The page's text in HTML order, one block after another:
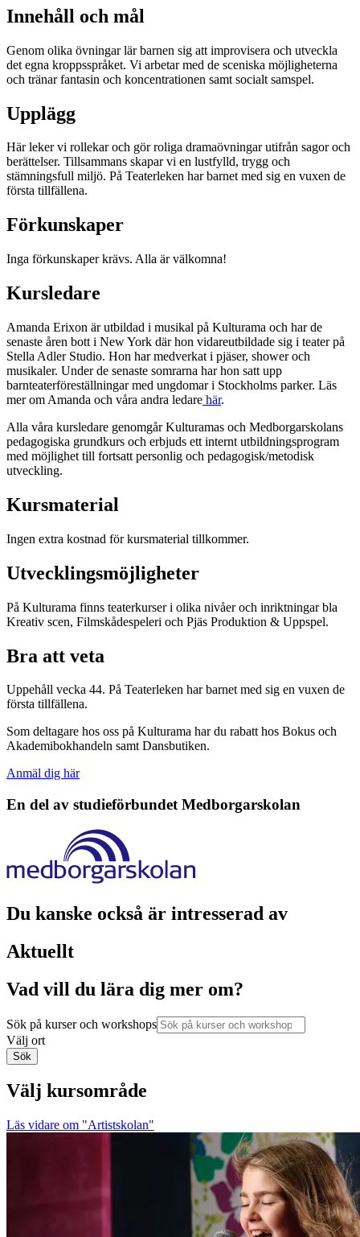
Innehåll och mål
Genom olika övningar lär barnen sig att improvisera och utveckla
det egna kroppsspråket. Vi arbetar med de sceniska möjligheterna
och tränar fantasin och koncentrationen samt socialt samspel.
Upplägg
Här leker vi rollekar och gör roliga dramaövningar utifrån sagor och
berättelser. Tillsammans skapar vi en lustfylld, trygg och
stämningsfull miljö. På Teaterleken har barnet med sig en vuxen de
första tillfällena.
Förkunskaper
Inga förkunskaper krävs. Alla är välkomna!
Kursledare
Amanda Erixon är utbildad i musikal på Kulturama och har de
senaste åren bott i New York där hon vidareutbildade sig i teater på
Stella Adler Studio. Hon har medverkat i pjäser, shower och
musikaler. Under de senaste somrarna har hon satt upp
barnteaterföreställningar med ungdomar i Stockholms parker. Läs
mer om Amanda och våra andra ledare här.
Alla våra kursledare genomgår Kulturamas och Medborgarskolans
pedagogiska grundkurs och erbjuds ett internt utbildningsprogram
med möjlighet till fortsatt personlig och pedagogisk/metodisk
utveckling.
Kursmaterial
Ingen extra kostnad för kursmaterial tillkommer.
Utvecklingsmöjligheter
På Kulturama finns teaterkurser i olika nivåer och inriktningar bla
Kreativ scen, Filmskådespeleri och Pjäs Produktion & Uppspel.
Bra att veta
Uppehåll vecka 44. På Teaterleken har barnet med sig en vuxen de
första tillfällena.
Som deltagare hos oss på Kulturama har du rabatt hos Bokus och
Akademibokhandeln samt Dansbutiken.
Anmäl dig här
En del av studieförbundet Medborgarskolan
Du kanske också är intresserad av
Aktuellt
Vad vill du lära dig mer om?
Sök på kurser och workshops
Välj ort
Sök
Välj kursområde
Läs vidare om "Artistskolan"